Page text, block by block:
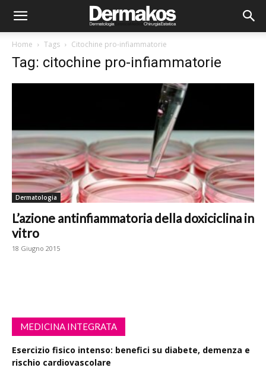
Home Tags Citochine pro-infiammatorie
Tag: citochine pro-infiammatorie
Dermatologia
L’azione antinfiammatoria della doxiciclina in
vitro
18 Giugno 2015
MEDICINA INTEGRATA
Esercizio fisico intenso: benefici su diabete, demenza e
rischio cardiovascolare